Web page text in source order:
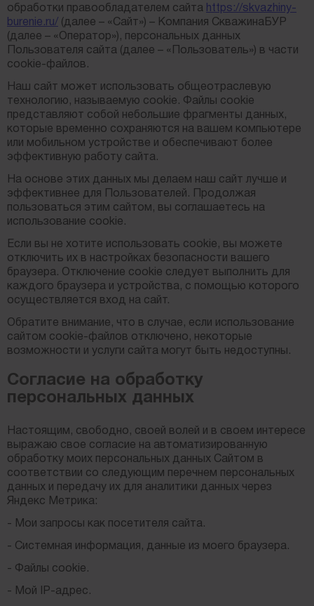
обработки правообладателем сайта https://skvazhiny-
burenie.ru/ (далее – «Сайт») – Компания СкважинаБУР
(далее – «Оператор»), персональных данных
Пользователя сайта (далее – «Пользователь») в части
cookie-файлов.
Наш сайт может использовать общеотраслевую
технологию, называемую cookie. Файлы cookie
представляют собой небольшие фрагменты данных,
которые временно сохраняются на вашем компьютере
или мобильном устройстве и обеспечивают более
эффективную работу сайта.
На основе этих данных мы делаем наш сайт лучше и
эффективнее для Пользователей. Продолжая
пользоваться этим сайтом, вы соглашаетесь на
использование cookie.
Если вы не хотите использовать cookie, вы можете
отключить их в настройках безопасности вашего
браузера. Отключение cookie следует выполнить для
каждого браузера и устройства, с помощью которого
осуществляется вход на сайт.
Обратите внимание, что в случае, если использование
сайтом cookie-файлов отключено, некоторые
возможности и услуги сайта могут быть недоступны.
Согласие на обработку
персональных данных
Настоящим, свободно, своей волей и в своем интересе
выражаю свое согласие на автоматизированную
обработку моих персональных данных Сайтом в
соответствии со следующим перечнем персональных
данных и передачу их для аналитики данных через
Яндекс Метрика:
- Мои запросы как посетителя сайта.
- Системная информация, данные из моего браузера.
- Файлы cookie.
- Мой IP-адрес.